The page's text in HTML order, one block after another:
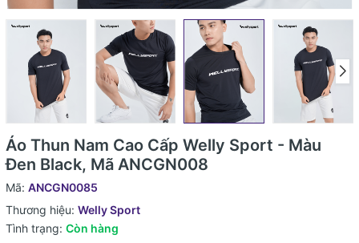
Áo Thun Nam Cao Cấp Welly Sport - Màu
Đen Black, Mã ANCGN008
Mã: ANCGN0085
Thương hiệu: Welly Sport
Tình trạng: Còn hàng